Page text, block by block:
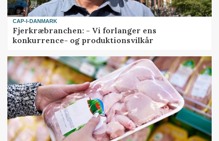
CAP-I-DANMARK
Fjerkræbranchen: - Vi forlanger ens
konkurrence- og produktionsvilkår